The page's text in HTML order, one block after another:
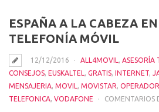
ESPAÑA A LA CABEZA
TELEFONÍA MÓVIL
12/12/2016 ALL4MOVIL, ASESORÍA
CONSEJOS, EUSKALTEL, GRATIS, INTERNET,
MENSAJERIA, MOVIL, MOVISTAR,
TELEFONICA, VODAFONE COMENTARIOS